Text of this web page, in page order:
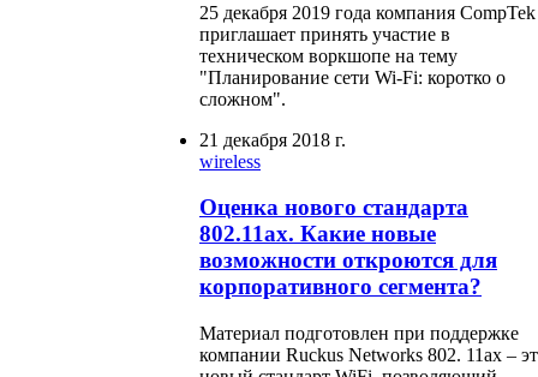
25 декабря 2019 года компания CompTek
приглашает принять участие в
техническом воркшопе на тему
"Планирование сети Wi-Fi: коротко о
сложном".
21 декабря 2018 г.
wireless
Оценка нового стандарта
802.11ax. Какие новые
возможности откроются для
корпоративного сегмента?
Материал подготовлен при поддержке
компании Ruckus Networks 802. 11ax –